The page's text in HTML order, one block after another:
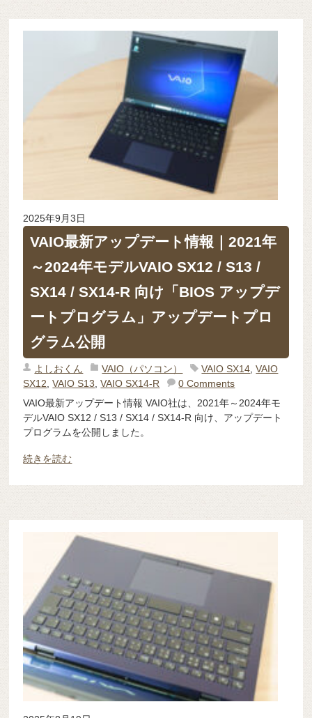
2025年9月3日
VAIO最新アップデート情報｜2021年
～2024年モデルVAIO SX12 / S13 /
SX14 / SX14-R 向け「BIOS アップデ
ートプログラム」アップデートプロ
グラム公開
よしおくん VAIO（パソコン） VAIO SX14,VAIO
SX12,VAIO S13,VAIO SX14-R
0 Comments
VAIO最新アップデート情報 VAIO社は、2021年～2024年モ
デルVAIO SX12 / S13 / SX14 / SX14-R 向け、アップデート
プログラムを公開しました。
続きを読む